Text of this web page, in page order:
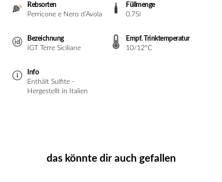
Rebsorten
Perricone e Nero d'Avola
Füllmenge
0.75l
Bezeichnung
IGT Terre Siciliane
Empf. Trinktemperatur
10/12°C
Info
Enthält Sulfite -
Hergestellt in Italien
das könnte dir auch gefallen